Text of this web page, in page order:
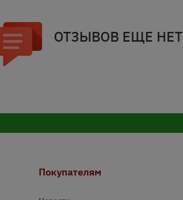
ОТЗЫВОВ ЕЩЕ НЕТ
Покупателям